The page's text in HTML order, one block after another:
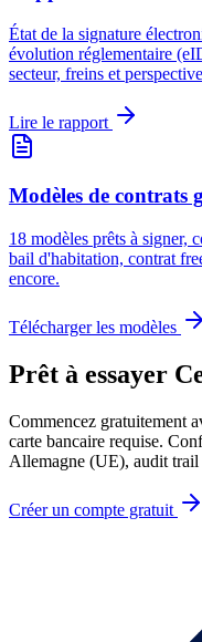
État de la signature
évolution réglementaire
secteur, freins et
Lire le rapport
Modèles de contrats
18 modèles prêts à
bail d'habitation, contrat
encore.
Télécharger les modèles
Prêt à essayer
Commencez gratuitement
carte bancaire requise.
Allemagne (UE), audit trail
Créer un compte gratuit